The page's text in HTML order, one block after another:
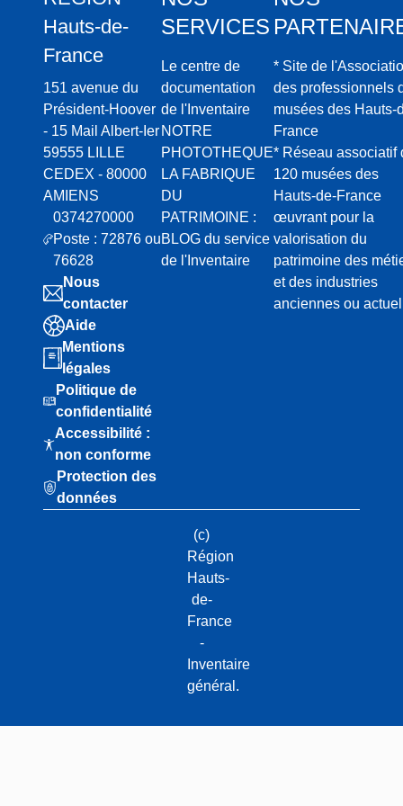
Hauts-de-
France
151 avenue du
Président-Hoover
- 15 Mail Albert-Ier
59555 LILLE
CEDEX - 80000
AMIENS
0374270000
Poste : 72876 ou
76628
Nous
contacter
Aide
Mentions
légales
Politique de
confidentialité
Accessibilité :
non conforme
Protection des
données
SERVICES
Le centre de
documentation
de l'Inventaire
NOTRE
PHOTOTHEQUE
LA FABRIQUE
DU
PATRIMOINE :
BLOG du service
de l'Inventaire
* Site de
des professionnels
musées des Hauts-
France
* Réseau associatif
120 musées des
Hauts-de-France
œuvrant pour la
valorisation du
patrimoine des
et des industries
anciennes ou
(c)
Région
Hauts-
de-
France
-
Inventaire
général.